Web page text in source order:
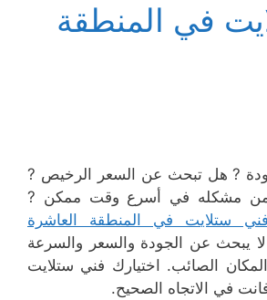
في المنطقة
? هل تبحث عن السعر الرخيص ?
من مشكله في أسرع وقت ممكن ?
فني ستلايت في المنطقة العاشرة
يبحث عن الجودة والسعر والسرعة
الصائب. اختيارك فني ستلايت
في الاتجاه الصحيح.